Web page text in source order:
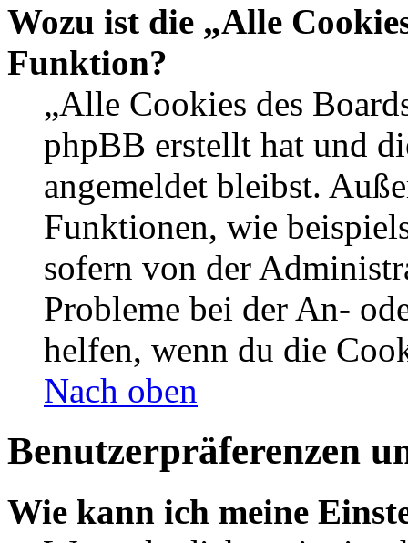
Wozu ist die „Alle
Funktion?
„Alle Cookies des
phpBB erstellt hat und
angemeldet bleibst.
Funktionen, wie
sofern von der
Probleme bei der An-
helfen, wenn du die
Nach oben
Benutzerpräferenzen
Wie kann ich meine